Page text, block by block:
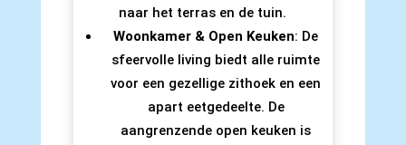
naar het terras en de tuin.
Woonkamer & Open Keuken: De
sfeervolle living biedt alle ruimte
voor een gezellige zithoek en een
apart eetgedeelte. De
aangrenzende open keuken is